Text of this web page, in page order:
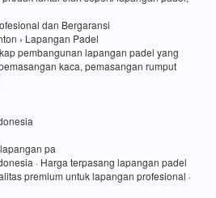
dan Bergaransi
› Lapangan Padel
pembangunan lapangan padel yang
kaca, pemasangan rumput
pa
· Harga terpasang lapangan padel
premium untuk lapangan profesional ·